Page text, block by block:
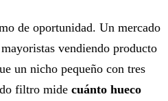
de oportunidad. Un mercado
vendiendo producto
un nicho pequeño con tres
filtro mide cuánto hueco